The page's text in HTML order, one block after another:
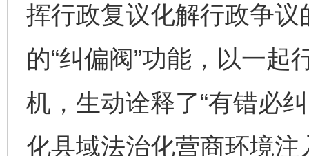
挥行政复议化解行政争
的“纠偏阀”功能，以一
机，生动诠释了“有错必
化县域法治化营商环境注